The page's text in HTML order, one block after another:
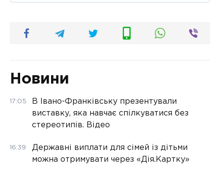
Новини
17:05
В Івано-Франківську презентували
виставку, яка навчає спілкуватися без
стереотипів. Відео
16:39
Державні виплати для сімей із дітьми
можна отримувати через «Дія.Картку»